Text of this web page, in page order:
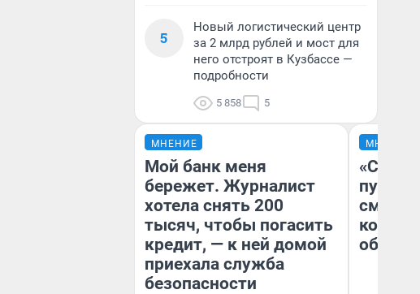
5
Новый логистический центр
за 2 млрд рублей и мост для
него отстроят в Кузбассе —
подробности
5 858 5
МНЕНИЕ
Мой банк меня
бережет. Журналист
хотела снять 200
тысяч, чтобы погасить
кредит, — к ней домой
приехала служба
безопасности
МНЕНИЕ